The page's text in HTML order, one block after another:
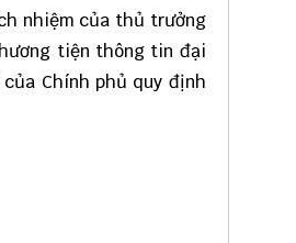
nhiệm của thủ trưởng
tiện thông tin đại
Chính phủ quy định